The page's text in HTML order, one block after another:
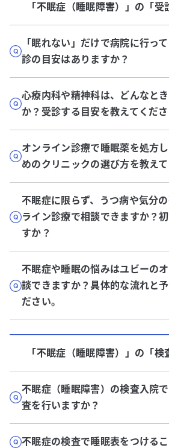
「不眠症（睡眠障害）」 の「受
「眠れない」だけで病院に行っ
診の目安はありますか？
心療内科や精神科は、どんなと
か？受診する目安を教えてくださ
オンライン診療で睡眠薬を処方
めのクリニックの選び方を教えて
不眠症に限らず、うつ病や気分
ライン診療で相談できますか？
すか？
不眠症や睡眠の悩みはユビーの
談できますか？具体的な流れと
ださい。
「不眠症（睡眠障害）」 の「検
不眠症（睡眠障害）の検査入院
査を行いますか？
不眠症の検査で睡眠表をつける